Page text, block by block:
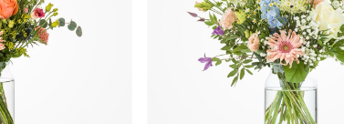
KEUZE